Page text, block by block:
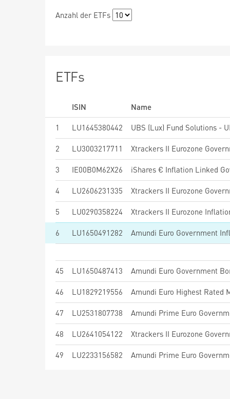
Anzahl der ETFs
ETFs
ISIN
Name
1
LU1645380442
2 LU3003217711
3 IE00B0M62X26 iShares € Inflation Linked
4 LU2606231335
5 LU0290358224 Xtrackers II Eurozone
6 LU1650491282
45 LU1650487413 Amundi Euro Government
46 LU1829219556
47 LU2531807738 Amundi Prime Euro
48 LU2641054122 Xtrackers II Eurozone
49 LU2233156582 Amundi Prime Euro